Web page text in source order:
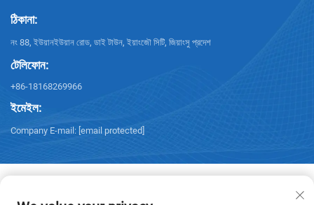
ঠিকানা:
নং 88, ইউয়ানইউয়ান রোড, ডাই টাউন, ইয়াংজৌ সিটি, জিয়াংসু প্রদেশ
টেলিফোন:
+86-18168269966
ইমেইল:
Company E-mail: [email protected]